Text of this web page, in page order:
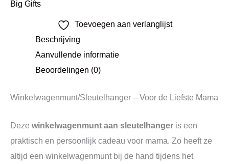
Big Gifts
Toevoegen aan verlanglijst
Beschrijving
Aanvullende informatie
Beoordelingen (0)
Winkelwagenmunt/Sleutelhanger – Voor de Liefste Mama
Deze winkelwagenmunt aan sleutelhanger is een
praktisch en persoonlijk cadeau voor mama. Zo heeft ze
altijd een winkelwagenmunt bij de hand tijdens het